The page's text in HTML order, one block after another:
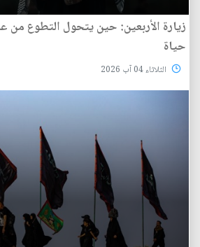
زيارة الأربعين: حين يتحول التطوع
حياة
الثلاثاء 04 آب 2026